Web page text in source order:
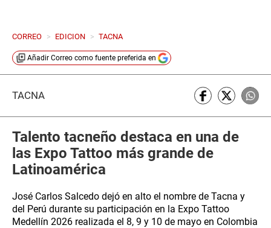
CORREO > EDICION > TACNA
Añadir Correo como fuente preferida en
TACNA
Talento tacneño destaca en una de
las Expo Tattoo más grande de
Latinoamérica
José Carlos Salcedo dejó en alto el nombre de Tacna y
del Perú durante su participación en la Expo Tattoo
Medellín 2026 realizada el 8, 9 y 10 de mayo en Colombia